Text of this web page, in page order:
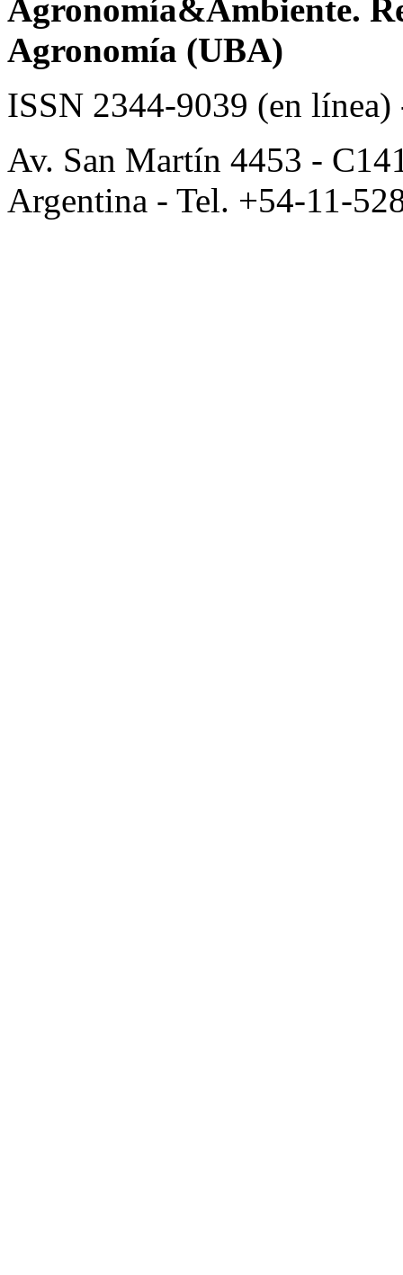
Agronomía&Ambiente.
Agronomía (UBA)
ISSN 2344-9039 (en
Av. San Martín 4453 -
Argentina - Tel. +54-11-